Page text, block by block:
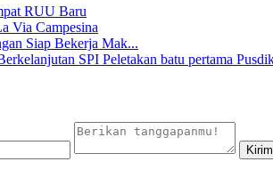
RUU Baru
Via Campesina
Siap Bekerja Mak...
Peletakan batu pertama